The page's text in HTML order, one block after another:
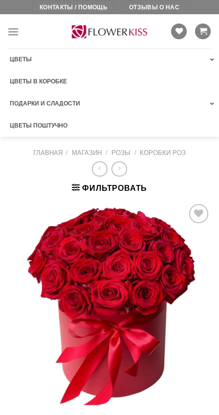
content
КОНТАКТЫ / ПОМОЩЬ ОТЗЫВЫ О НАС
ЦВЕТЫ
ЦВЕТЫ В КОРОБКЕ
ПОДАРКИ И СЛАДОСТИ
ЦВЕТЫ ПОШТУЧНО
ГЛАВНАЯ / МАГАЗИН / РОЗЫ / КОРОБКИ РОЗ
ФИЛЬТРОВАТЬ
избранное